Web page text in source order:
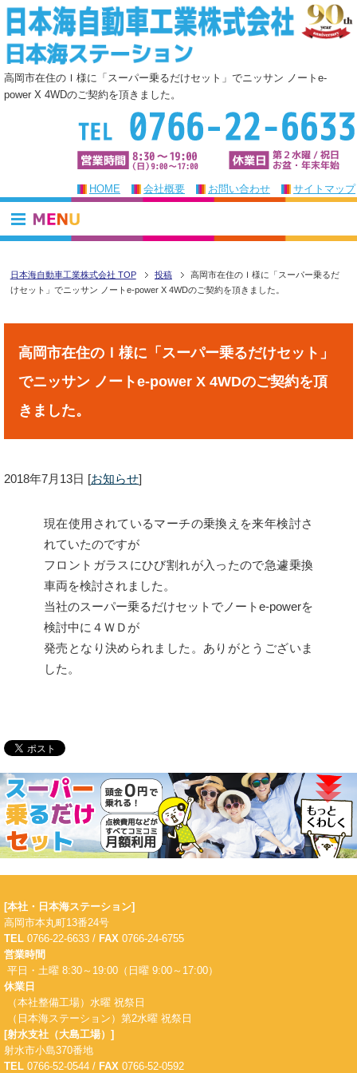
高岡市在住のＩ様に「スーパー乗るだけセット」でニッサン ノートe-
power X 4WDのご契約を頂きました。
HOME 会社概要 お問い合わせ サイトマップ
日本海自動車工業株式会社 TOP 投稿
高岡市在住のＩ様に「スーパー乗るだ
けセット」でニッサン ノートe-power X 4WDのご契約を頂きました。
高岡市在住のＩ様に「スーパー乗るだけセット」
でニッサン ノートe-power X 4WDのご契約を頂
きました。
2018年7月13日 [お知らせ]
現在使用されているマーチの乗換えを来年検討さ
れていたのですが
フロントガラスにひび割れが入ったので急遽乗換
車両を検討されました。
当社のスーパー乗るだけセットでノートe-powerを
検討中に４ＷＤが
発売となり決められました。ありがとうございま
した。
[本社・日本海ステーション]
高岡市本丸町13番24号
TEL 0766-22-6633 / FAX 0766-24-6755
営業時間
平日・土曜 8:30～19:00（日曜 9:00～17:00）
休業日
（本社整備工場）水曜 祝祭日
（日本海ステーション）第2水曜 祝祭日
[射水支社（大島工場）]
射水市小島370番地
TEL 0766-52-0544 / FAX 0766-52-0592